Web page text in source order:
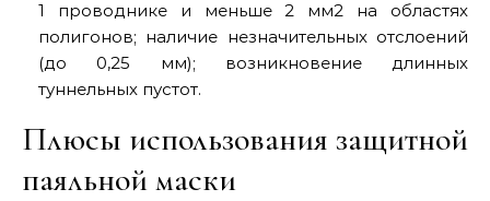
1 проводнике и меньше 2 мм2 на областях
полигонов; наличие незначительных отслоений
(до 0,25 мм); возникновение длинных
туннельных пустот.
Плюсы использования защитной
паяльной маски